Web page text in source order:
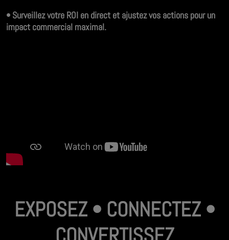
• Surveillez votre ROI en direct et ajustez vos actions pour un
impact commercial maximal.
EXPOSEZ • CONNECTEZ •